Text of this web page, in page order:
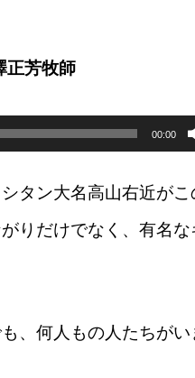
芳牧師
00:00
タン大名高山右近がこ
りだけでなく、有名な
、何人もの人たちがい